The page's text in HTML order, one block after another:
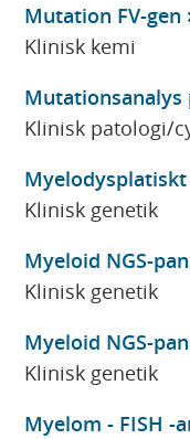
Mutation FV-gen
Klinisk kemi
Mutationsanalys
Klinisk patologi/
Klinisk genetik
Myeloid NGS-
Klinisk genetik
Myeloid NGS-
Klinisk genetik
Myelom - FISH -